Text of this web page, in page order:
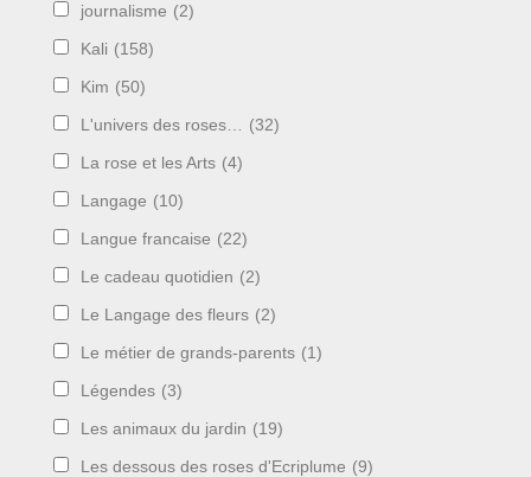
journalisme (2)
Kali (158)
Kim (50)
L'univers des roses… (32)
La rose et les Arts (4)
Langage (10)
Langue francaise (22)
Le cadeau quotidien (2)
Le Langage des fleurs (2)
Le métier de grands-parents (1)
Légendes (3)
Les animaux du jardin (19)
Les dessous des roses d'Ecriplume (9)